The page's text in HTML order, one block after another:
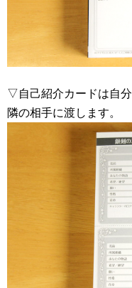
▽自己紹介カードは自分
隣の相手に渡します。